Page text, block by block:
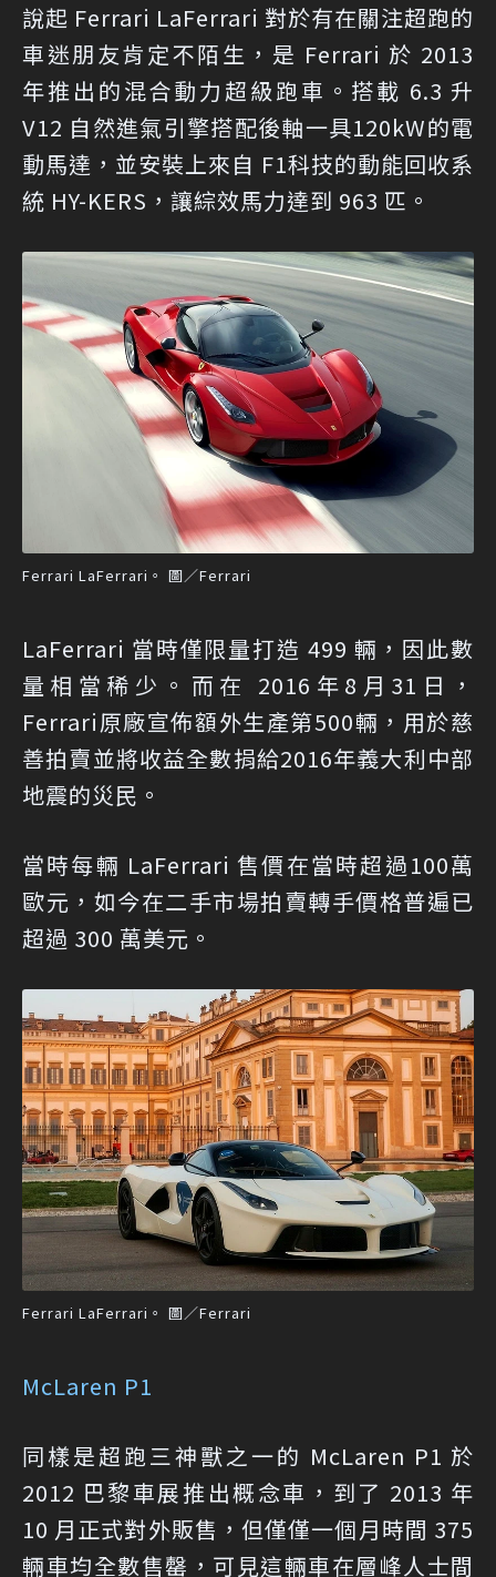
說起 Ferrari LaFerrari 對於有在關注超跑的
車迷朋友肯定不陌生，是 Ferrari 於 2013
年推出的混合動力超級跑車。搭載 6.3 升
V12 自然進氣引擎搭配後軸一具120kW的電
動馬達，並安裝上來自 F1科技的動能回收系
統 HY-KERS，讓綜效馬力達到 963 匹。
Ferrari LaFerrari。 圖／Ferrari
LaFerrari 當時僅限量打造 499 輛，因此數
量相當稀少。而在 2016年8月31日，
Ferrari原廠宣佈額外生產第500輛，用於慈
善拍賣並將收益全數捐給2016年義大利中部
地震的災民。
當時每輛 LaFerrari 售價在當時超過100萬
歐元，如今在二手市場拍賣轉手價格普遍已
超過 300 萬美元。
Ferrari LaFerrari。 圖／Ferrari
McLaren P1
同樣是超跑三神獸之一的 McLaren P1 於
2012 巴黎車展推出概念車，到了 2013 年
10 月正式對外販售，但僅僅一個月時間 375
輛車均全數售罄，可見這輛車在層峰人士間